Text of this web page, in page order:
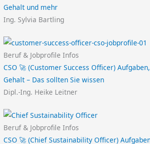
Gehalt und mehr
Ing. Sylvia Bartling
Beruf & Jobprofile Infos
CSO 🚀 (Customer Success Officer)
Gehalt – Das sollten Sie wissen
Dipl.-Ing. Heike Leitner
Beruf & Jobprofile Infos
CSO 🚀 (Chief Sustainability Officer)